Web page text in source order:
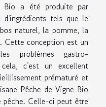
Bio a été produite par
tels que le
naturel, la pomme, la
Cette conception est un
problèmes gastro-
c'est un excellent
prématuré et
Pêche de Vigne Bio
pêche. Celle-ci peut être